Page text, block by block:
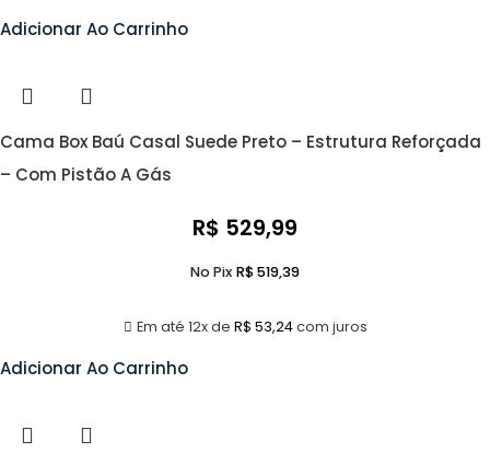
Adicionar Ao Carrinho
Cama Box Baú Casal Suede Preto – Estrutura Reforçada
– Com Pistão A Gás
R$ 529,99
Em até 12x de R$ 53,24com juros
No Pix R$519,39
Adicionar Ao Carrinho